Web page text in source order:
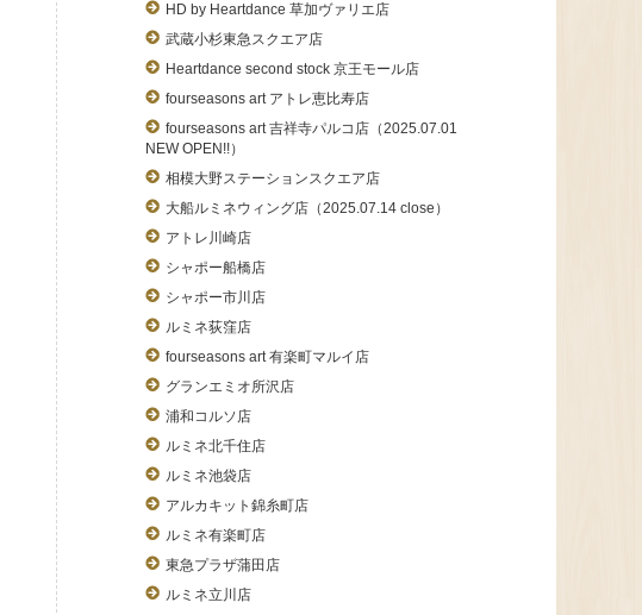
HD by Heartdance 草加ヴァリエ店
武蔵小杉東急スクエア店
Heartdance second stock 京王モール店
fourseasons art アトレ恵比寿店
fourseasons art 吉祥寺パルコ店（2025.07.01
NEW OPEN!!）
相模大野ステーションスクエア店
大船ルミネウィング店（2025.07.14 close）
アトレ川崎店
シャポー船橋店
シャポー市川店
ルミネ荻窪店
fourseasons art 有楽町マルイ店
グランエミオ所沢店
浦和コルソ店
ルミネ北千住店
ルミネ池袋店
アルカキット錦糸町店
ルミネ有楽町店
東急プラザ蒲田店
ルミネ立川店